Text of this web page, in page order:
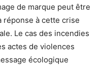
de marque peut être
à cette crise
Le cas des incendies
actes de violences
écologique